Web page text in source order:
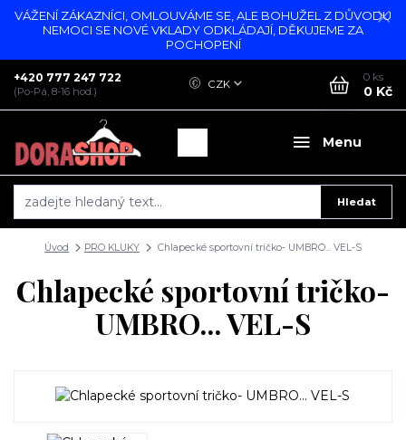
VÁŽENÍ ZÁKAZNÍCI, OMLOUVÁME SE, ALE BOHUŽEL Z DŮVODU
NEMOCI SE NOVÉ VKLADY ODKLÁDAJÍ, DĚKUJEME ZA
POCHOPENÍ
Menu
CZK
Hledat
+420 777 247 722
(Po-Pá, 8-16 hod.)
0 ks
0 Kč
Úvod PRO KLUKY Chlapecké sportovní tričko- UMBRO... VEL-S
Chlapecké sportovní tričko-
UMBRO... VEL-S